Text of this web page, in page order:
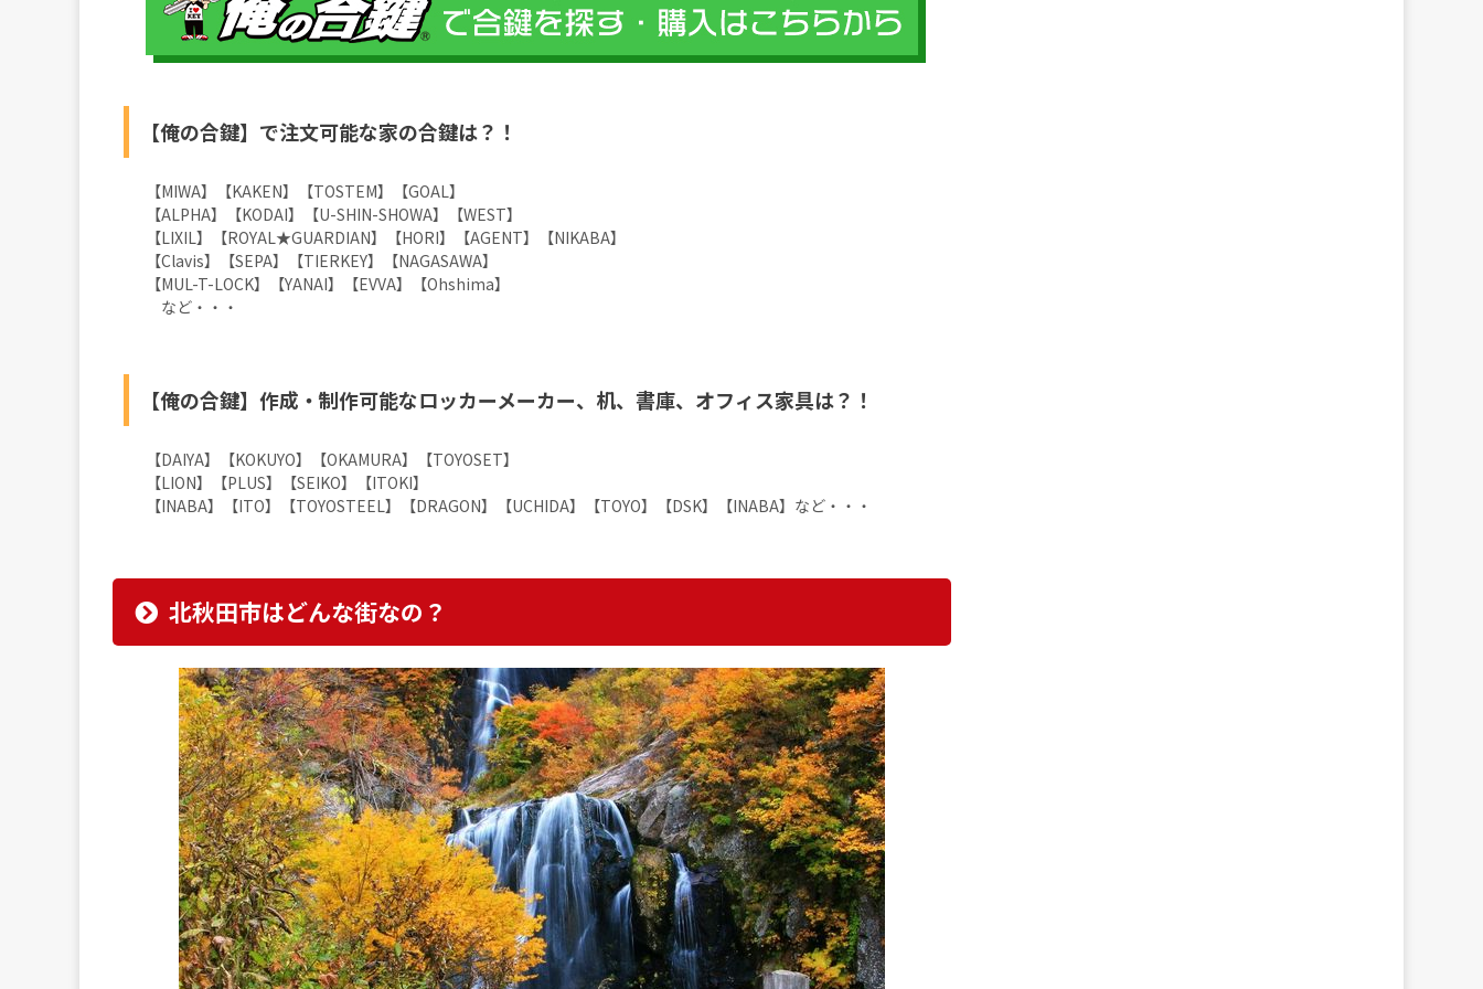
【俺の合鍵】で注文可能な家の合鍵は？！
【MIWA】【KAKEN】【TOSTEM】【GOAL】
【ALPHA】【KODAI】【U-SHIN-SHOWA】【WEST】
【LIXIL】【ROYAL★GUARDIAN】【HORI】【AGENT】【NIKABA】
【Clavis】【SEPA】【TIERKEY】【NAGASAWA】
【MUL-T-LOCK】【YANAI】【EVVA】【Ohshima】
など・・・
【俺の合鍵】作成・制作可能なロッカーメーカー、机、書庫、オフィス家具は？！
【DAIYA】【KOKUYO】【OKAMURA】【TOYOSET】
【LION】【PLUS】【SEIKO】【ITOKI】
【INABA】【ITO】【TOYOSTEEL】【DRAGON】【UCHIDA】【TOYO】【DSK】【INABA】など・・・
北秋田市はどんな街なの？